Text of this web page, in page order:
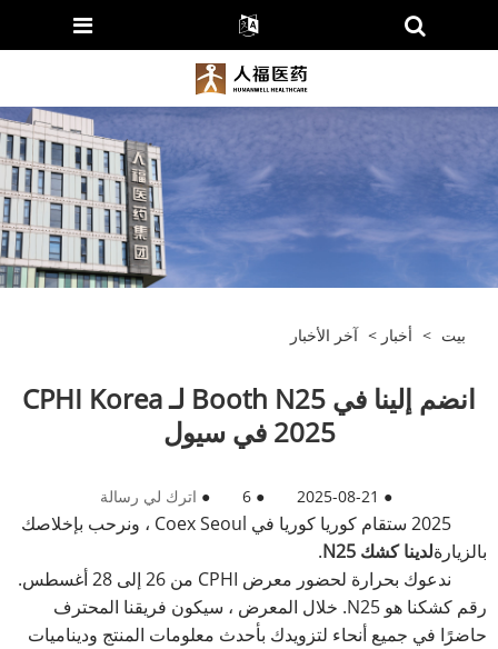
بيت > أخبار > آخر الأخبار
انضم إلينا في Booth N25 لـ CPHI Korea
2025 في سيول
●
2025-08-21
●
6
● اترك لي رسالة
2025 ستقام كوريا كوريا في Coex Seoul ، ونرحب بإخلاصك
بالزيارةلدينا كشك N25
.
ندعوك بحرارة لحضور معرض CPHI من 26 إلى 28 أغسطس.
رقم كشكنا هو N25. خلال المعرض ، سيكون فريقنا المحترف
حاضرًا في جميع أنحاء لتزويدك بأحدث معلومات المنتج وديناميات